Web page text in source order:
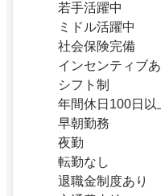
若手活躍中
ミドル活躍中
社会保険完備
インセンティブあ
シフト制
年間休日100日以
早朝勤務
夜勤
転勤なし
退職金制度あり